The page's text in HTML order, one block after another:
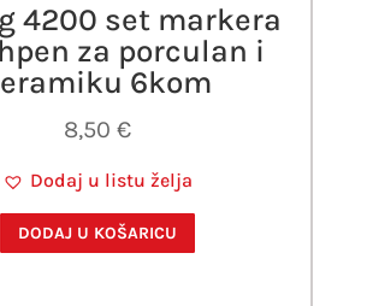
4200 set markera
za porculan i
6kom
8,50 €
Dodaj u listu želja
DODAJ U KOŠARICU